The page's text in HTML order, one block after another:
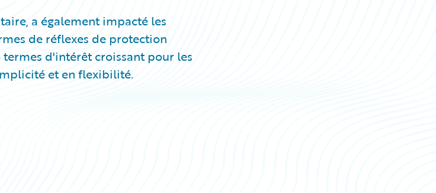
a également impacté les
de réflexes de protection
d'intérêt croissant pour les
et en flexibilité.